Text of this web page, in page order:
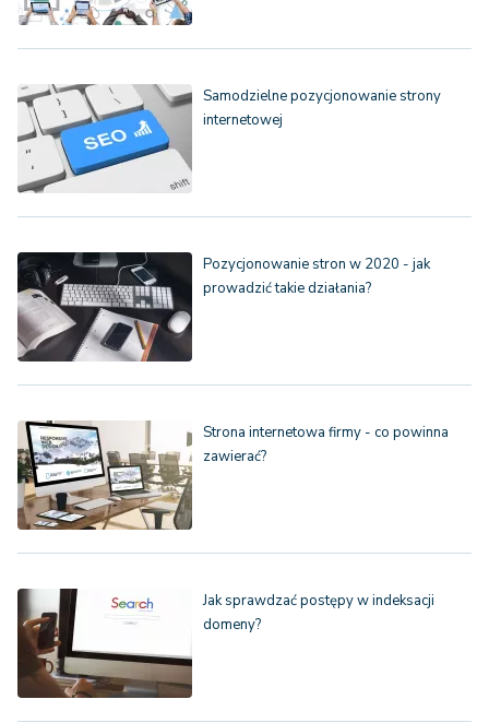
Samodzielne pozycjonowanie strony
internetowej
Pozycjonowanie stron w 2020 - jak
prowadzić takie działania?
Strona internetowa firmy - co powinna
zawierać?
Jak sprawdzać postępy w indeksacji
domeny?